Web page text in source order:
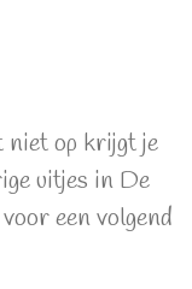
niet op krijgt je
uitjes in De
een volgend